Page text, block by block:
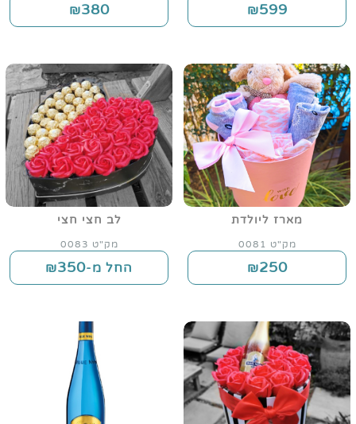
₪599
₪380
מארז ליולדת
מק"ט 0081
₪250
לב חצי חצי
מק"ט 0083
החל מ-₪350